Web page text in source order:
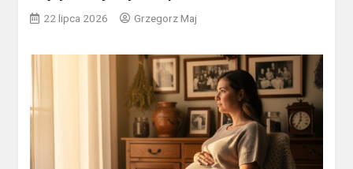
22 lipca 2026 Grzegorz Maj